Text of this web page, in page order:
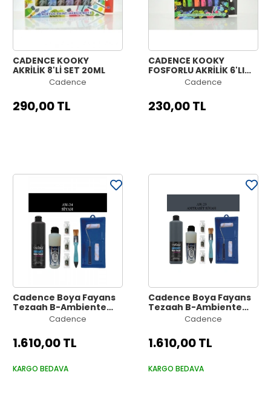
CADENCE KOOKY
AKRİLİK 8'Lİ SET 20ML
Cadence
290,00 TL
CADENCE KOOKY
FOSFORLU AKRİLİK 6'LI
SET 15MLCadence
230,00 TL
Cadence Boya Fayans
Tezgah B-Ambiente
Islak Zemin Aw-24
30Gr MAT Taş Vernik
250 Saten Rulo Set
Cadence
1.610,00 TL
KARGO BEDAVA
Cadence Boya Fayans
Tezgah B-Ambiente
Islak Zemin Aw-23
Katalizör 30Gr MAT Taş
Vernik 250 Saten Rulo
Cadence
1.610,00 TL
KARGO BEDAVA